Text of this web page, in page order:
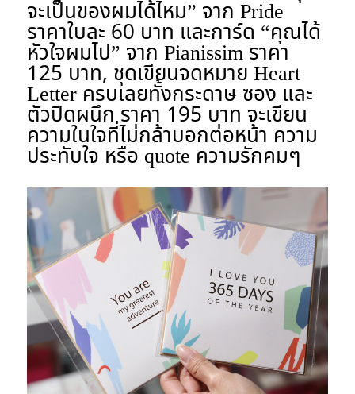
จะเป็นของผมได้ไหม” จาก Pride
ราคาใบละ 60 บาท และการ์ด “คุณได้
หัวใจผมไป” จาก Pianissim ราคา
125 บาท, ชุดเขียนจดหมาย Heart
Letter ครบเลยทั้งกระดาษ ซอง และ
ตัวปิดผนึก ราคา 195 บาท จะเขียน
ความในใจที่ไม่กล้าบอกต่อหน้า ความ
ประทับใจ หรือ quote ความรักคมๆ